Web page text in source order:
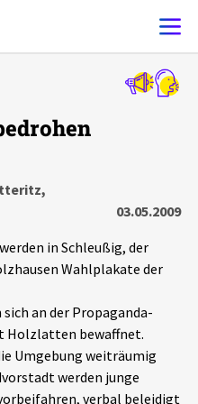
melden
03.05.2009
in Schleußig, der
Wahlplakate der
an der Propaganda-
Holzlatten bewaffnet.
Umgebung weiträumig
werden junge
verbal beleidigt
Filter Erklärungen